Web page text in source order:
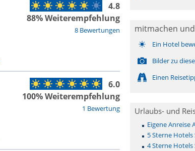
8 Bewertungen
4.8
88% Weiterempfehlung
1 Bewertung
6.0
100% Weiterempfehlung
mitmachen
Ein Hotel
Bilder zu
Einen
Urlaubs- und
Eigene Anreise
5 Sterne
4 Sterne